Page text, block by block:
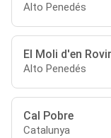
Alto Penedés
El Moli d'en
Alto Penedés
Cal Pobre
Catalunya